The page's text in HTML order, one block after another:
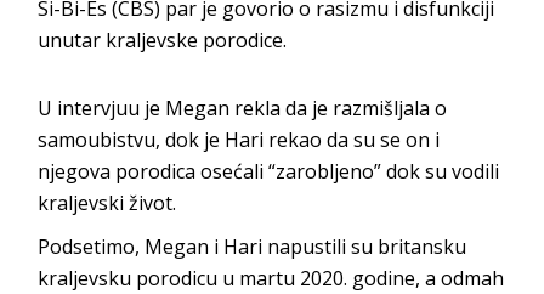
Si-Bi-Es (CBS) par je govorio o rasizmu i disfunkciji
unutar kraljevske porodice.
U intervjuu je Megan rekla da je razmišljala o
samoubistvu, dok je Hari rekao da su se on i
njegova porodica osećali “zarobljeno” dok su vodili
kraljevski život.
Podsetimo, Megan i Hari napustili su britansku
kraljevsku porodicu u martu 2020. godine, a odmah